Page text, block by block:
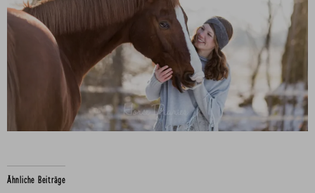
Ähnliche Beiträge